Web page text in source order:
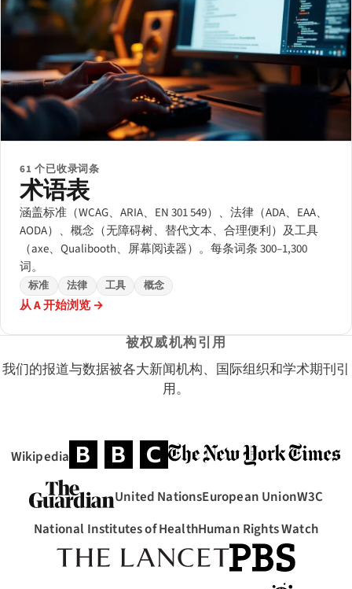
61 个已收录词条
术语表
涵盖标准（WCAG、ARIA、EN 301 549）、法律（ADA、EAA、
AODA）、概念（无障碍树、替代文本、合理便利）及工具
（axe、Qualibooth、屏幕阅读器）。每条词条 300–1,300
词。
标准 法律 工具 概念
从 A 开始浏览 →
被权威机构引用
我们的报道与数据被各大新闻机构、国际组织和学术期刊引
用。
Wikipedia
（在新标签页中打开）
（在新标签页中打开）（在新标签页中打开）
（在新标签页中打开）
United Nations
（在新标签页中打开）
European Union
（在新标签页中打开）
W3C
（在新
National Institutes of Health
（在新标签页中打开）
Human Rights Watch
（在新标签页中打开）
（在新标签页中打开）
（在新标签页中打